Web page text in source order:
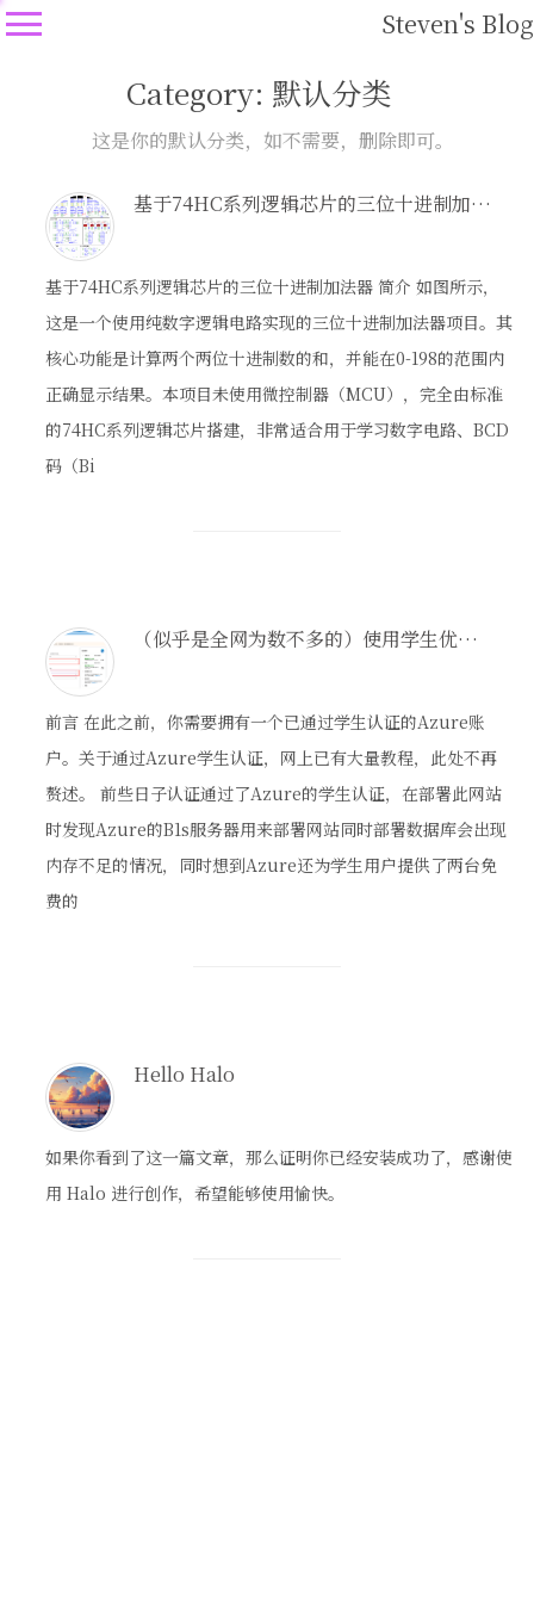
Steven's Blog
Category: 默认分类
这是你的默认分类，如不需要，删除即可。
基于74HC系列逻辑芯片的三位十进制加法器-数字电路
基于74HC系列逻辑芯片的三位十进制加法器 简介 如图所示，
这是一个使用纯数字逻辑电路实现的三位十进制加法器项目。其
核心功能是计算两个两位十进制数的和，并能在0-198的范围内
正确显示结果。本项目未使用微控制器（MCU），完全由标准
的74HC系列逻辑芯片搭建，非常适合用于学习数字电路、BCD
码（Bi
（似乎是全网为数不多的）使用学生优惠创建Azure Database for MySQL数据库的教程
前言 在此之前，你需要拥有一个已通过学生认证的Azure账
户。关于通过Azure学生认证，网上已有大量教程，此处不再
赘述。 前些日子认证通过了Azure的学生认证，在部署此网站
时发现Azure的B1s服务器用来部署网站同时部署数据库会出现
内存不足的情况，同时想到Azure还为学生用户提供了两台免
费的
Hello Halo
如果你看到了这一篇文章，那么证明你已经安装成功了，感谢使
用 Halo 进行创作，希望能够使用愉快。